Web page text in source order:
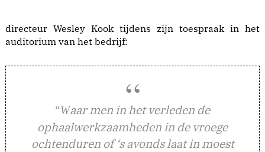
directeur Wesley Kook tijdens zijn toespraak in het
auditorium van het bedrijf:
“Waar men in het verleden de
ophaalwerkzaamheden in de vroege
ochtenduren of ‘s avonds laat in moest